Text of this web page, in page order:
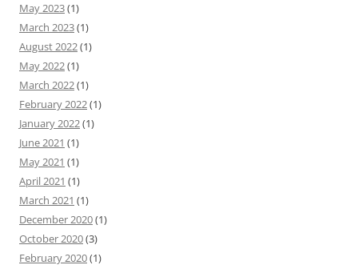
May 2023(1)
March 2023(1)
August 2022(1)
May 2022(1)
March 2022(1)
February 2022(1)
January 2022(1)
June 2021 (1)
May 2021 (1)
April 2021 (1)
March 2021 (1)
December 2020(1)
October 2020(3)
February 2020(1)